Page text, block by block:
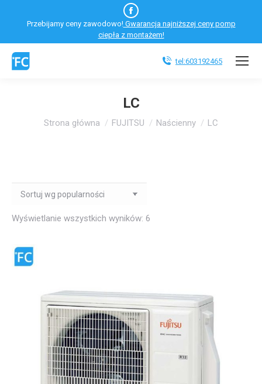
Facebook
otworzy
się
Przebijamy ceny zawodowo!Gwarancja najniższej ceny pomp
ciepła z montażem!
tel:603192465
LC
Jesteś tutaj:
Strona główna FUJITSU Naścienny LC
Wyświetlanie wszystkich wyników: 6